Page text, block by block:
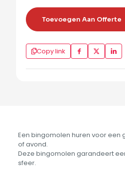
Toevoegen Aan Offerte
Copy link
Een bingomolen huren voor
of avond.
Deze bingomolen garandeert
sfeer.